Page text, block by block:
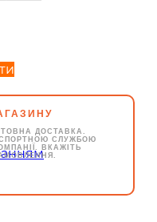
ДОСТАВКА.
СЛУЖБОЮ
ВКАЖІТЬ